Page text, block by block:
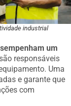
industrial
um
responsáveis
Uma
e garante que
com